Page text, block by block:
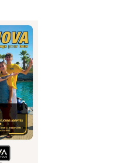
donne rendez-
Avenue du 8
prise en charge du
porte du train.
se déroule
une ville
selon la destination)
de handicap partant
pour finir le trajet en